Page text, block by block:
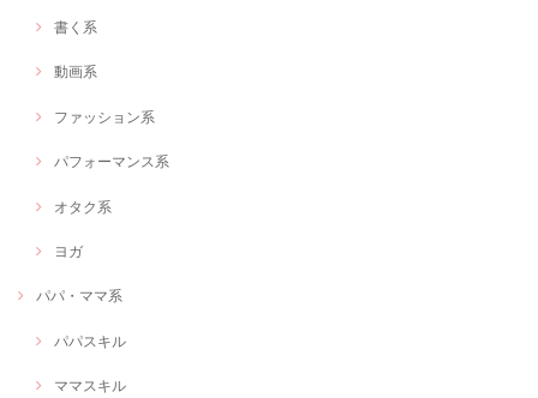
書く系
動画系
ファッション系
パフォーマンス系
オタク系
ヨガ
パパ・ママ系
パパスキル
ママスキル